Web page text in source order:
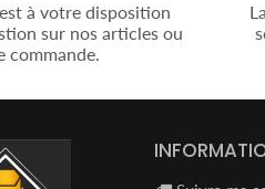
à votre disposition
sur nos articles ou
commande.